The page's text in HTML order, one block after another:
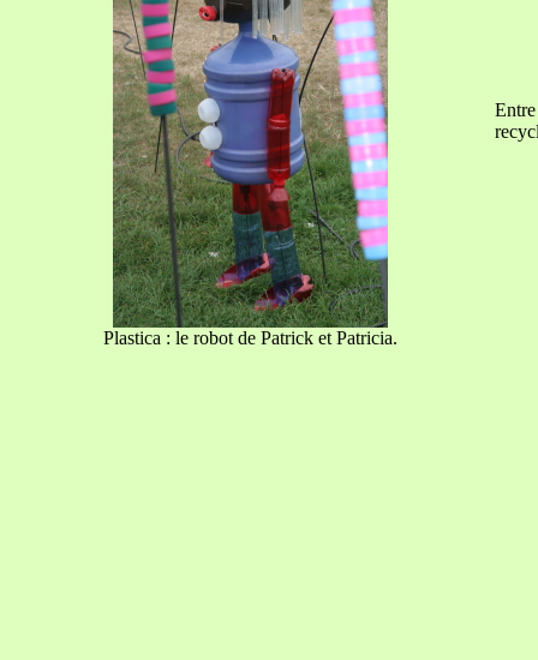
Plastica : le robot de Patrick et Patricia.